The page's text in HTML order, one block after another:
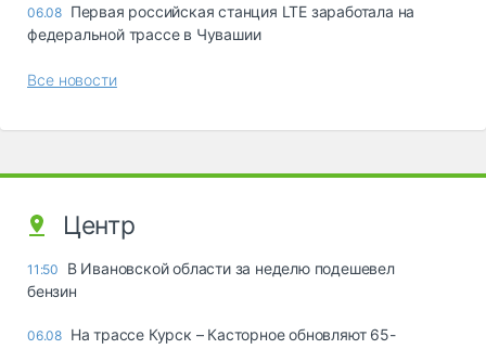
06.08 Первая российская станция LTE заработала на
федеральной трассе в Чувашии
Все новости
Центр
11:50
В Ивановской области за неделю подешевел
бензин
06.08 На трассе Курск – Касторное обновляют 65-